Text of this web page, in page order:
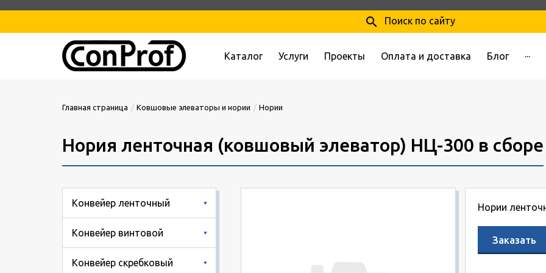
search Поиск по сайту
Каталог Услуги Проекты Оплата и доставка Блог ···
Главная страница Ковшовые элеваторы и нории Нории
Нория ленточная (ковшовый элеватор) НЦ-300 в сборе
Конвейер ленточный
Конвейер винтовой
Конвейер скребковый
Нории
Заказать